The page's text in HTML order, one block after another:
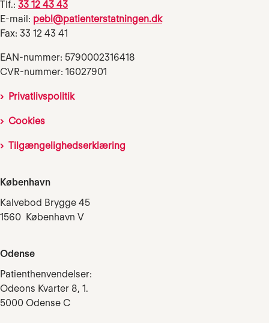
Tlf.: 33 12 43 43
E-mail: pebl@patienterstatningen.dk
Fax: 33 12 43 41
EAN-nummer: 5790002316418
CVR-nummer: 16027901
Privatlivspolitik
Cookies
Tilgængelighedserklæring
København
Kalvebod Brygge 45
1560 København V
Odense
Patienthenvendelser:
Odeons Kvarter 8, 1.
5000 Odense C